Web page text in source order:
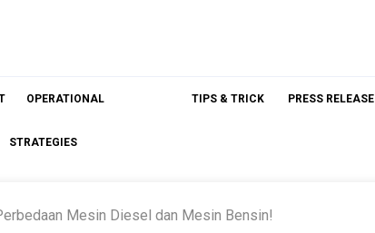
OPERATIONAL
STRATEGIES
TIPS & TRICK PRESS RELEASE
Mesin Diesel dan Mesin Bensin!